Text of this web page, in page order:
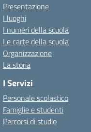
Presentazione
I luoghi
I numeri della scuola
Le carte della scuola
Organizzazione
La storia
I Servizi
Personale scolastico
Famiglie e studenti
Percorsi di studio